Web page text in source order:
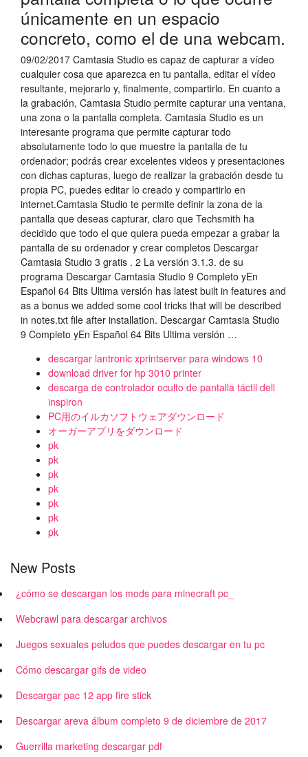
únicamente en un espacio
concreto, como el de una webcam.
09/02/2017 Camtasia Studio es capaz de capturar a vídeo
cualquier cosa que aparezca en tu pantalla, editar el vídeo
resultante, mejorarlo y, finalmente, compartirlo. En cuanto a
la grabación, Camtasia Studio permite capturar una ventana,
una zona o la pantalla completa. Camtasia Studio es un
interesante programa que permite capturar todo
absolutamente todo lo que muestre la pantalla de tu
ordenador; podrás crear excelentes videos y presentaciones
con dichas capturas, luego de realizar la grabación desde tu
propia PC, puedes editar lo creado y compartirlo en
internet.Camtasia Studio te permite definir la zona de la
pantalla que deseas capturar, claro que Techsmith ha
decidido que todo el que quiera pueda empezar a grabar la
pantalla de su ordenador y crear completos Descargar
Camtasia Studio 3 gratis . 2 La versión 3.1.3. de su
programa Descargar Camtasia Studio 9 Completo yEn
Español 64 Bits Ultima versión has latest built in features and
as a bonus we added some cool tricks that will be described
in notes.txt file after installation. Descargar Camtasia Studio
9 Completo yEn Español 64 Bits Ultima versión …
descargar lantronic xprintserver para windows 10
download driver for hp 3010 printer
descarga de controlador oculto de pantalla táctil dell
inspiron
PC用のイルカソフトウェアダウンロード
オーガーアプリをダウンロード
pk
pk
pk
pk
pk
pk
pk
New Posts
¿cómo se descargan los mods para minecraft pc_
Webcrawl para descargar archivos
Juegos sexuales peludos que puedes descargar en tu pc
Cómo descargar gifs de video
Descargar pac 12 app fire stick
Descargar areva álbum completo 9 de diciembre de 2017
Guerrilla marketing descargar pdf